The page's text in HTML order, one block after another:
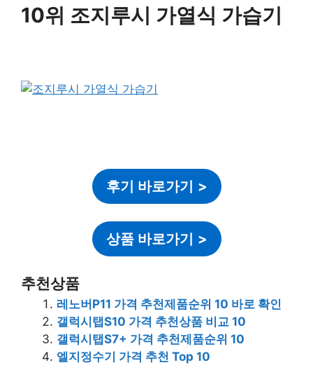
10위 조지루시 가열식 가습기
후기 바로가기 >
상품 바로가기 >
추천상품
레노버P11 가격 추천제품순위 10 바로 확인
갤럭시탭S10 가격 추천상품 비교 10
갤럭시탭S7+ 가격 추천제품순위 10
엘지정수기 가격 추천 Top 10